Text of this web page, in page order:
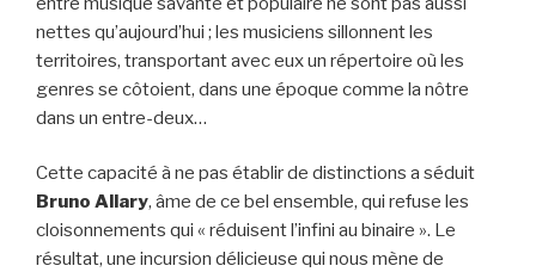
nettes qu’aujourd’hui ; les musiciens sillonnent les
territoires, transportant avec eux un répertoire où les
genres se côtoient, dans une époque comme la nôtre
dans un entre-deux…
Cette capacité à ne pas établir de distinctions a séduit
Bruno Allary, âme de ce bel ensemble, qui refuse les
cloisonnements qui « réduisent l’infini au binaire ». Le
résultat, une incursion délicieuse qui nous mène de